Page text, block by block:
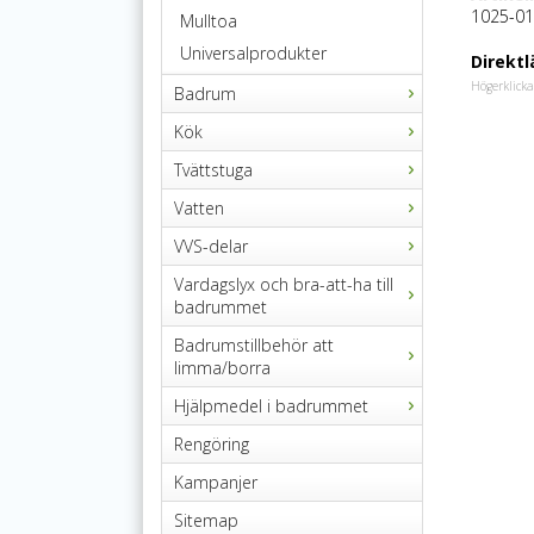
Mulltoa
Universalprodukter
Badrum
Kök
Tvättstuga
Vatten
VVS-delar
Vardagslyx och bra-att-ha till
badrummet
Badrumstillbehör att
limma/borra
Hjälpmedel i badrummet
Rengöring
Kampanjer
Sitemap
1025-01